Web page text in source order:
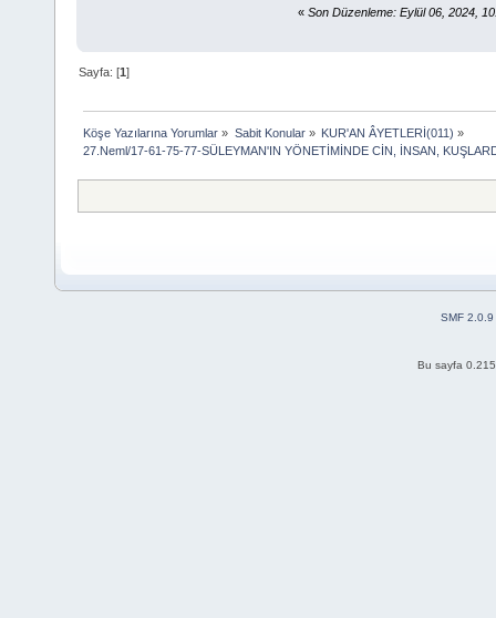
« Son Düzenleme: Eylül 06, 2024,
Sayfa: [1]
Köşe Yazılarına Yorumlar » Sabit Konular» KUR'AN ÂYETLERİ(011) »
27.Neml/17-61-75-77-SÜLEYMAN'IN YÖNETİMİNDE CİN, İNSAN,
SMF 2.0.9
Bu sayfa